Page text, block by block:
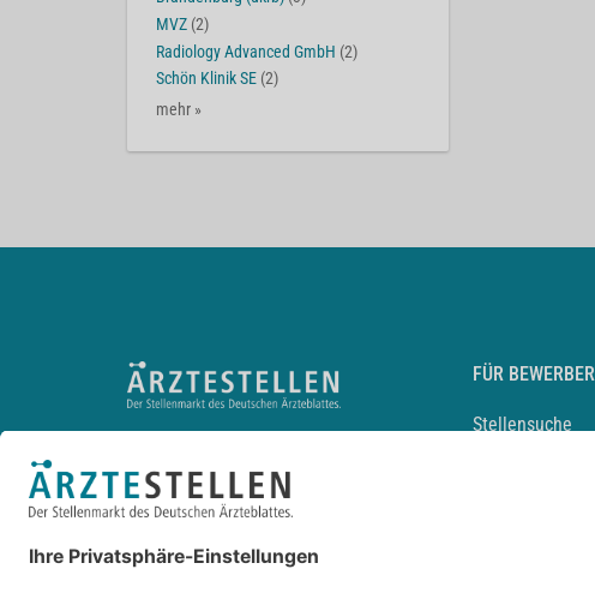
MVZ (2)
Radiology Advanced GmbH (2)
Schön Klinik SE (2)
mehr »
FÜR BEWERBER
Stellensuche